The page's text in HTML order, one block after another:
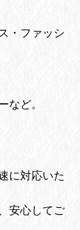
・ファッシ
など。
に対応いた
安心してご